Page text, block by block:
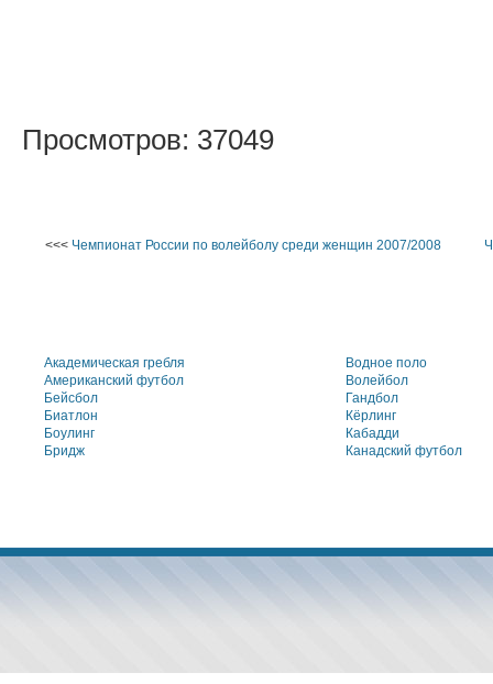
Просмотров: 37049
<<< Чемпионат России по волейболу среди женщин 2007/2008
Академическая гребля
Американский футбол
Бейсбол
Биатлон
Боулинг
Бридж
Водное поло
Волейбол
Гандбол
Кёрлинг
Кабадди
Канадский футбол